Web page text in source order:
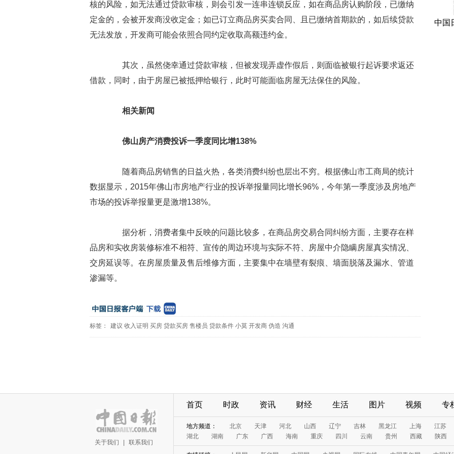
核的风险，如无法通过贷款审核，则会引发一连串连锁反应，如在商品房认购阶段，已缴纳
定金的，会被开发商没收定金；如已订立商品房买卖合同、且已缴纳首期款的，如后续贷款
无法发放，开发商可能会依照合同约定收取高额违约金。
其次，虽然侥幸通过贷款审核，但被发现弄虚作假后，则面临被银行起诉要求返还
借款，同时，由于房屋已被抵押给银行，此时可能面临房屋无法保住的风险。
相关新闻
佛山房产消费投诉一季度同比增138%
随着商品房销售的日益火热，各类消费纠纷也层出不穷。根据佛山市工商局的统计
数据显示，2015年佛山市房地产行业的投诉举报量同比增长96%，今年第一季度涉及房地产
市场的投诉举报量更是激增138%。
据分析，消费者集中反映的问题比较多，在商品房交易合同纠纷方面，主要存在样
品房和实收房装修标准不相符、宣传的周边环境与实际不符、房屋中介隐瞒房屋真实情况、
交房延误等。在房屋质量及售后维修方面，主要集中在墙壁有裂痕、墙面脱落及漏水、管道
渗漏等。
标签： 建议 收入证明 买房 贷款买房 售楼员 贷款条件 小莫 开发商 伪造 沟通
中国
关于我们 联系我们
首页 时政 资讯 财经 生活 图片 视频 专
地方频道： 北京 天津 河北 山西 辽宁 吉林 黑龙江 上海
江苏
湖北
湖南 广东 广西 海南 重庆 四川 云南 贵州 西藏 陕西